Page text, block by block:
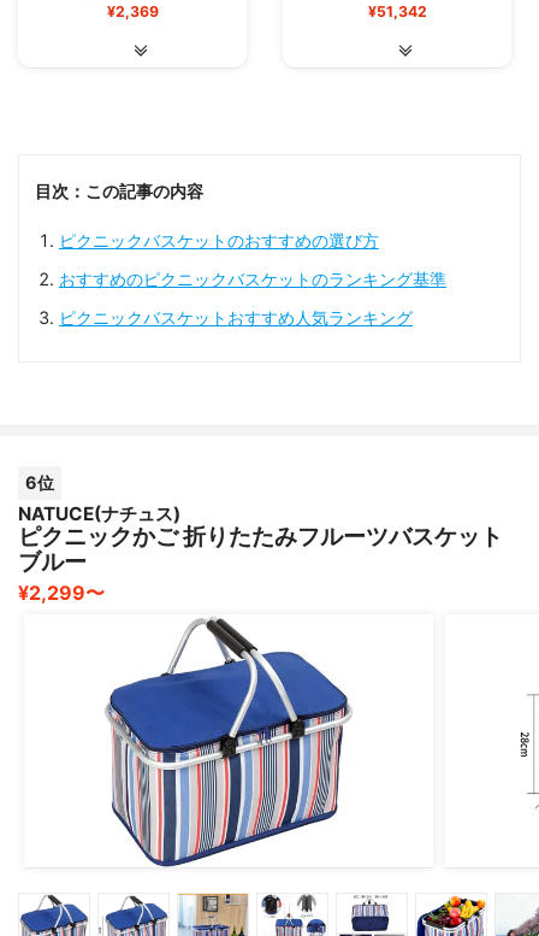
¥2,369 ¥51,342
目次：この記事の内容
ピクニックバスケットのおすすめの選び方
おすすめのピクニックバスケットのランキング基準
ピクニックバスケットおすすめ人気ランキング
6位
NATUCE(ナチュス)
ピクニックかご 折りたたみフルーツバスケット
ブルー
¥2,299〜